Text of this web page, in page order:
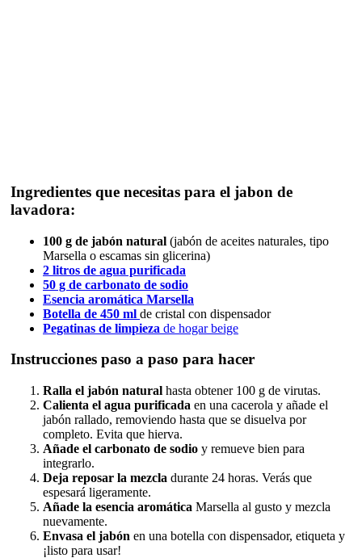
Ingredientes que necesitas para el jabon de
lavadora:
100 g de jabón natural (jabón de aceites naturales, tipo
Marsella o escamas sin glicerina)
2 litros de agua purificada
50 g de carbonato de sodio
Esencia aromática Marsella
Botella de 450 ml de cristal con dispensador
Pegatinas de limpieza de hogar beige
Instrucciones paso a paso para hacer
Ralla el jabón natural hasta obtener 100 g de virutas.
Calienta el agua purificada en una cacerola y añade el
jabón rallado, removiendo hasta que se disuelva por
completo. Evita que hierva.
Añade el carbonato de sodio y remueve bien para
integrarlo.
Deja reposar la mezcla durante 24 horas. Verás que
espesará ligeramente.
Añade la esencia aromática Marsella al gusto y mezcla
nuevamente.
Envasa el jabón en una botella con dispensador, etiqueta y
¡listo para usar!